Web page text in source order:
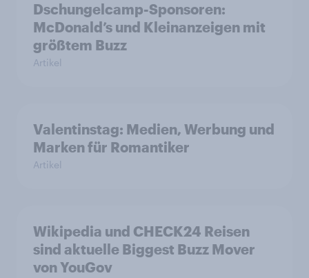
Dschungelcamp-Sponsoren:
McDonald’s und Kleinanzeigen mit
größtem Buzz
Artikel
Valentinstag: Medien, Werbung und
Marken für Romantiker
Artikel
Wikipedia und CHECK24 Reisen
sind aktuelle Biggest Buzz Mover
von YouGov